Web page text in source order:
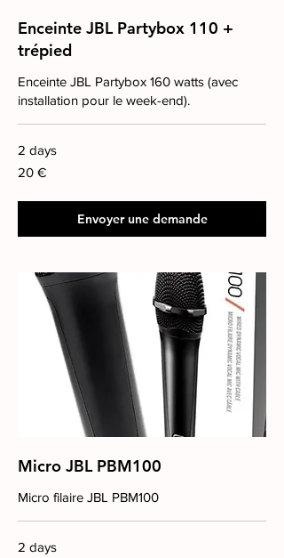
Enceinte JBL Partybox 110 +
trépied
Enceinte JBL Partybox 160 watts (avec
installation pour le week-end).
2 days
20
euros
20 €
Envoyer une demande
Micro JBL PBM100
Micro filaire JBL PBM100
2 days